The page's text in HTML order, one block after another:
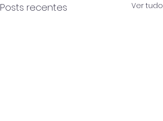
Posts recentes Ver tudo